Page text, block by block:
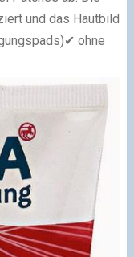
und das Hautbild
✔ ohne